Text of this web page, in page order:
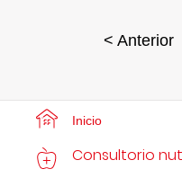
< Anterior
Inicio
Consultorio